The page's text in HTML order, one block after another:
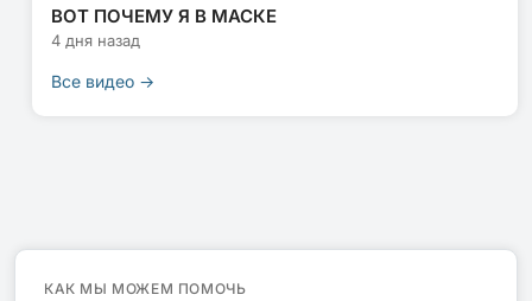
ВОТ ПОЧЕМУ Я В МАСКЕ
4 дня назад
Все видео →
КАК МЫ МОЖЕМ ПОМОЧЬ